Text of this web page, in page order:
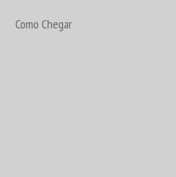
Como Chegar